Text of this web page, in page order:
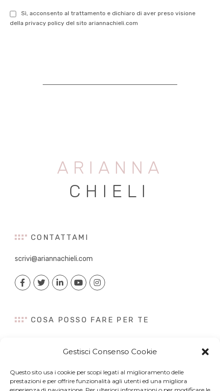
Gestisci Consenso Cookie
Questo sito usa i cookie per scopi legati al miglioramento delle
prestazioni e per offrire funzionalità agli utenti ed una migliora
Sì, acconsento al trattamento e dichiaro di aver preso visione
della privacy policy del sito ariannachieli.com
ARIANNA
CHIELI
CONTATTAMI
scrivi@ariannachieli.com
COSA POSSO FARE PER TE
Content Creation
Digital PR